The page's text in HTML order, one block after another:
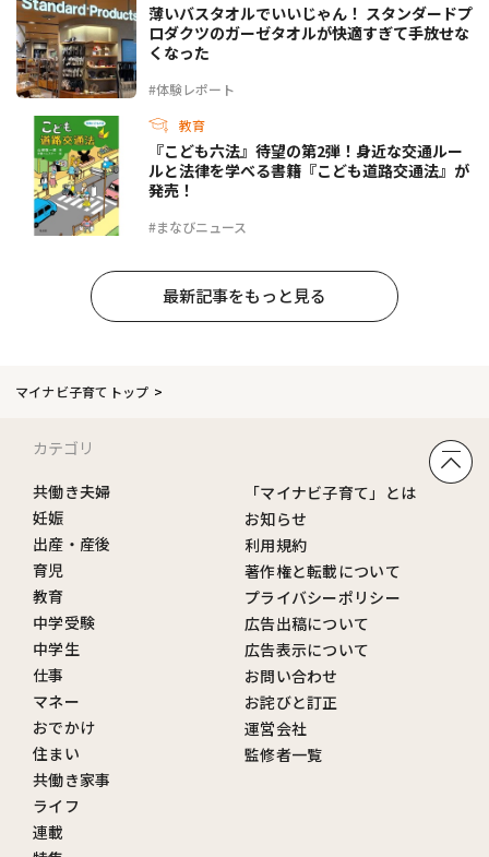
#体験レポート
薄いバスタオルでいいじゃん！ スタンダードプ
ロダクツのガーゼタオルが快適すぎて手放せな
くなった
教育
#まなびニュース
『こども六法』待望の第2弾！身近な交通ルー
ルと法律を学べる書籍『こども道路交通法』が
発売！
最新記事をもっと見る
マイナビ子育てトップ
カテゴリ
共働き夫婦
妊娠
出産・産後
育児
教育
中学受験
中学生
仕事
マネー
おでかけ
住まい
共働き家事
ライフ
連載
「マイナビ子育て」とは
お知らせ
利用規約
著作権と転載について
プライバシーポリシー
広告出稿について
広告表示について
お問い合わせ
お詫びと訂正
運営会社
監修者一覧